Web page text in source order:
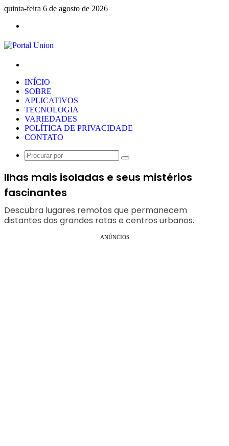
quinta-feira 6 de agosto de 2026
INÍCIO
SOBRE
APLICATIVOS
TECNOLOGIA
VARIEDADES
POLÍTICA DE PRIVACIDADE
CONTATO
Procurar
Ilhas mais isoladas e seus mistérios
fascinantes
Descubra lugares remotos que permanecem
distantes das grandes rotas e centros urbanos.
ANÚNCIOS